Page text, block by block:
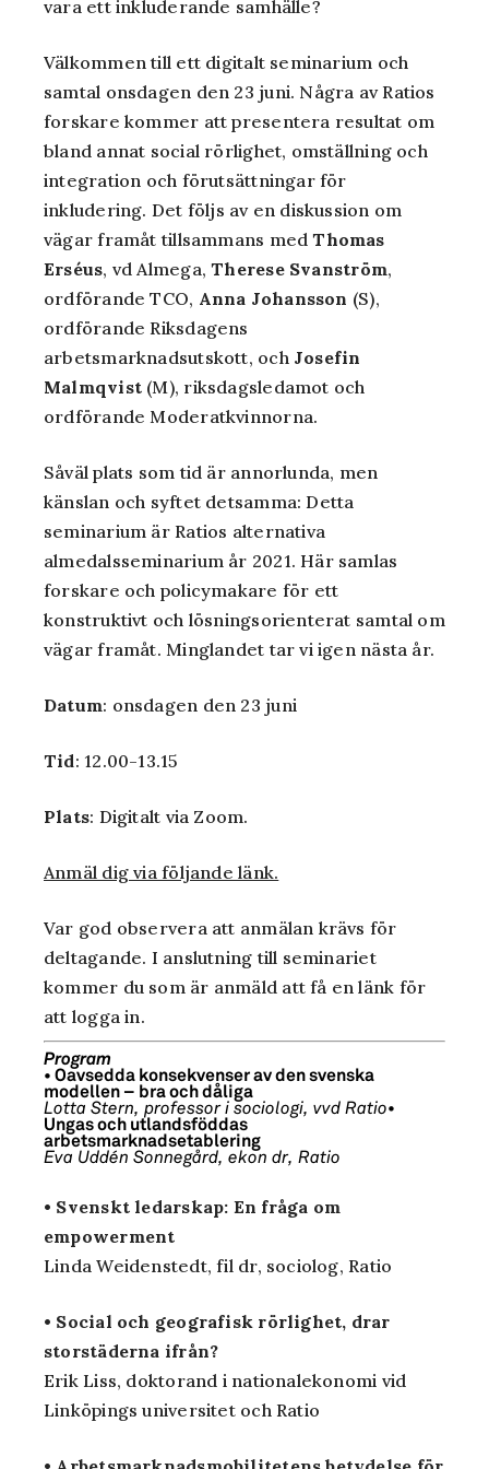
vara ett inkluderande samhälle?
Välkommen till ett digitalt seminarium och
samtal onsdagen den 23 juni. Några av Ratios
forskare kommer att presentera resultat om
bland annat social rörlighet, omställning och
integration och förutsättningar för
inkludering. Det följs av en diskussion om
vägar framåt tillsammans medThomas
Erséus, vd Almega,Therese Svanström,
ordförande TCO, Anna Johansson (S),
ordförande Riksdagens
arbetsmarknadsutskott, och Josefin
Malmqvist(M), riksdagsledamot och
ordförande Moderatkvinnorna.
Såväl plats som tid är annorlunda, men
känslan och syftet detsamma: Detta
seminarium är Ratios alternativa
almedalsseminarium år 2021. Här samlas
forskare och policymakare för ett
konstruktivt och lösningsorienterat samtal om
vägar framåt. Minglandet tar vi igen nästa år.
Datum: onsdagen den 23 juni
Tid: 12.00-13.15
Plats: Digitalt via Zoom.
Anmäl dig via följande länk.
Var god observera att anmälan krävs för
deltagande. I anslutning till seminariet
kommer du som är anmäld att få en länk för
att logga in.
Program
• Oavsedda konsekvenser av den svenska
modellen – bra och dåliga
Lotta Stern, professor i sociologi, vvd Ratio•
Ungas och utlandsföddas
arbetsmarknadsetablering
Eva Uddén Sonnegård, ekon dr, Ratio
• Svenskt ledarskap: En fråga om
empowerment
Linda Weidenstedt, fil dr, sociolog, Ratio
• Social och geografisk rörlighet, drar
storstäderna ifrån?
Erik Liss, doktorand i nationalekonomi vid
Linköpings universitet och Ratio